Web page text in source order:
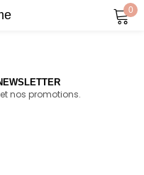
0
nos promotions.